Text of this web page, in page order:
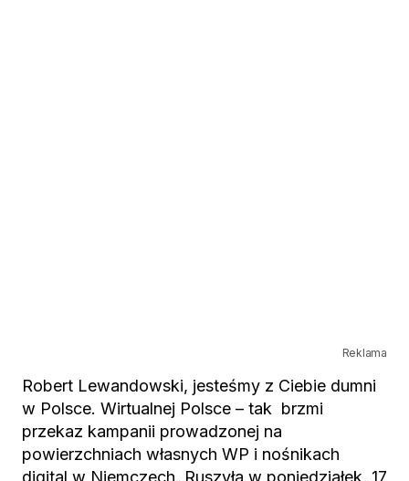
Reklama
Robert Lewandowski, jesteśmy z Ciebie dumni
w Polsce. Wirtualnej Polsce – tak brzmi
przekaz kampanii prowadzonej na
powierzchniach własnych WP i nośnikach
digital w Niemczech. Ruszyła w poniedziałek, 17